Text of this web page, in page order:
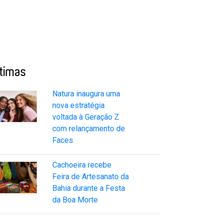
Natura inaugura uma
nova estratégia
voltada à Geração Z
com relançamento de
Faces
Cachoeira recebe
Feira de Artesanato da
Bahia durante a Festa
da Boa Morte